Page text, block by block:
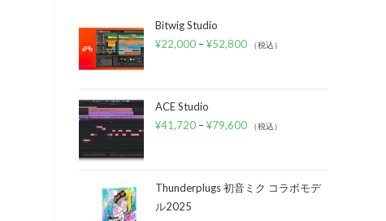
Bitwig Studio
¥22,000 –¥52,800 （税込）
ACE Studio
¥41,720 –¥79,600 （税込）
Thunderplugs 初音ミク コラボモデ
ル2025